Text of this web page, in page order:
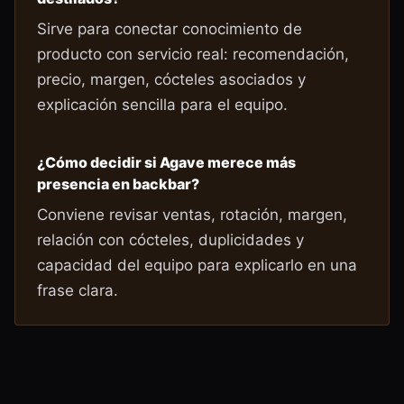
Sirve para conectar conocimiento de
producto con servicio real: recomendación,
precio, margen, cócteles asociados y
explicación sencilla para el equipo.
¿Cómo decidir si Agave merece más
presencia en backbar?
Conviene revisar ventas, rotación, margen,
relación con cócteles, duplicidades y
capacidad del equipo para explicarlo en una
frase clara.